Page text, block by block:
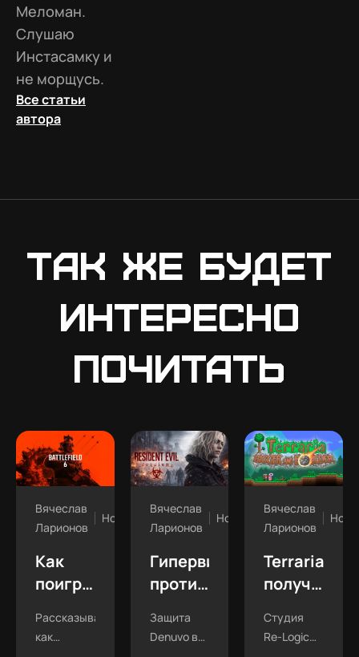
Меломан.
Слушаю
Инстасамку и
не морщусь.
Все статьи
автора
Так же будет
интересно
почитать
Вячеслав
Ларионов
Новости
Как
поиграть
Battlefield
Рассказываем,
как
Вячеслав
Ларионов
Новости
Гипервизор
против
как
Защита
Denuvo в
Вячеслав
Ларионов
Terraria
получила
обновление
1.4.5
Студия
Re-Logic